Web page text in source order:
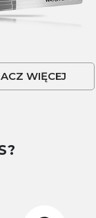
WIĘCEJ